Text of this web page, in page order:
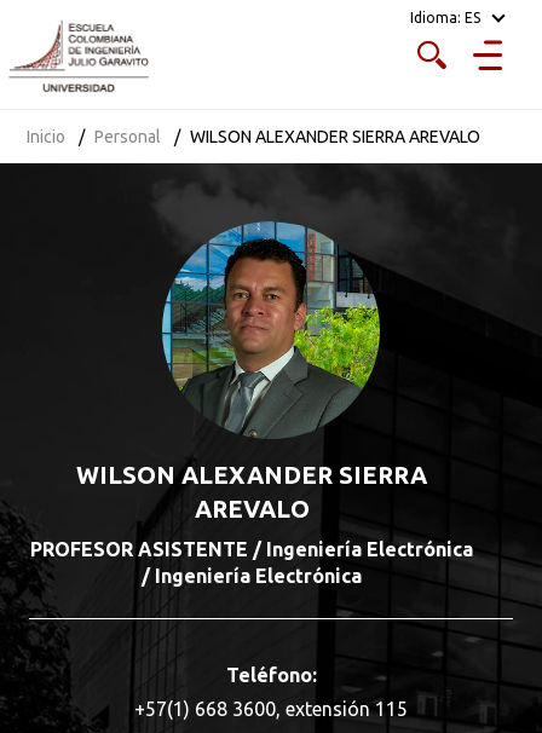
Idioma: ES
Inicio Personal WILSON ALEXANDER SIERRA AREVALO
WILSON ALEXANDER SIERRA
AREVALO
PROFESOR ASISTENTE / Ingeniería Electrónica
/ Ingeniería Electrónica
Teléfono:
+57(1) 668 3600, extensión 115